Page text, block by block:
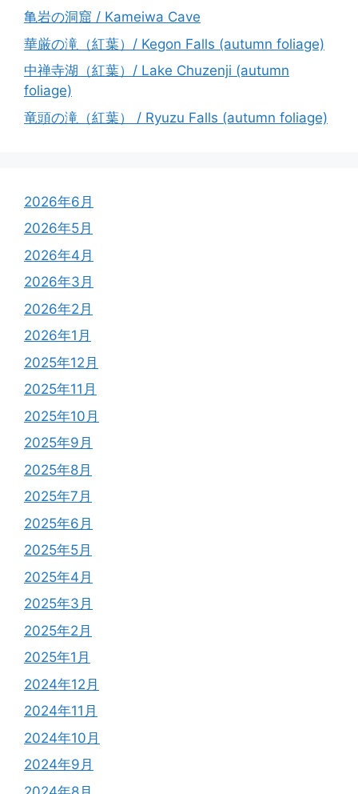
亀岩の洞窟 / Kameiwa Cave
華厳の滝（紅葉）/ Kegon Falls (autumn foliage)
中禅寺湖（紅葉）/ Lake Chuzenji (autumn
foliage)
竜頭の滝（紅葉） / Ryuzu Falls (autumn foliage)
2026年6月
2026年5月
2026年4月
2026年3月
2026年2月
2026年1月
2025年12月
2025年11月
2025年10月
2025年9月
2025年8月
2025年7月
2025年6月
2025年5月
2025年4月
2025年3月
2025年2月
2025年1月
2024年12月
2024年11月
2024年10月
2024年9月